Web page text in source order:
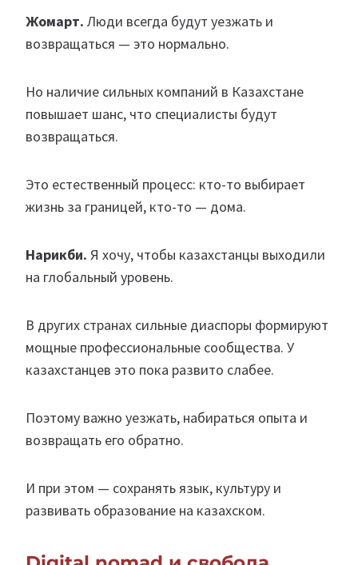
Жомарт. Люди всегда будут уезжать и
возвращаться — это нормально.
Но наличие сильных компаний в Казахстане
повышает шанс, что специалисты будут
возвращаться.
Это естественный процесс: кто-то выбирает
жизнь за границей, кто-то — дома.
Нарикби. Я хочу, чтобы казахстанцы выходили
на глобальный уровень.
В других странах сильные диаспоры формируют
мощные профессиональные сообщества. У
казахстанцев это пока развито слабее.
Поэтому важно уезжать, набираться опыта и
возвращать его обратно.
И при этом — сохранять язык, культуру и
развивать образование на казахском.